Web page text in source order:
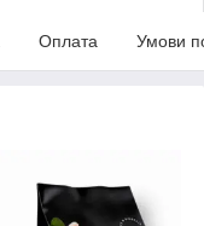
Оплата Умови